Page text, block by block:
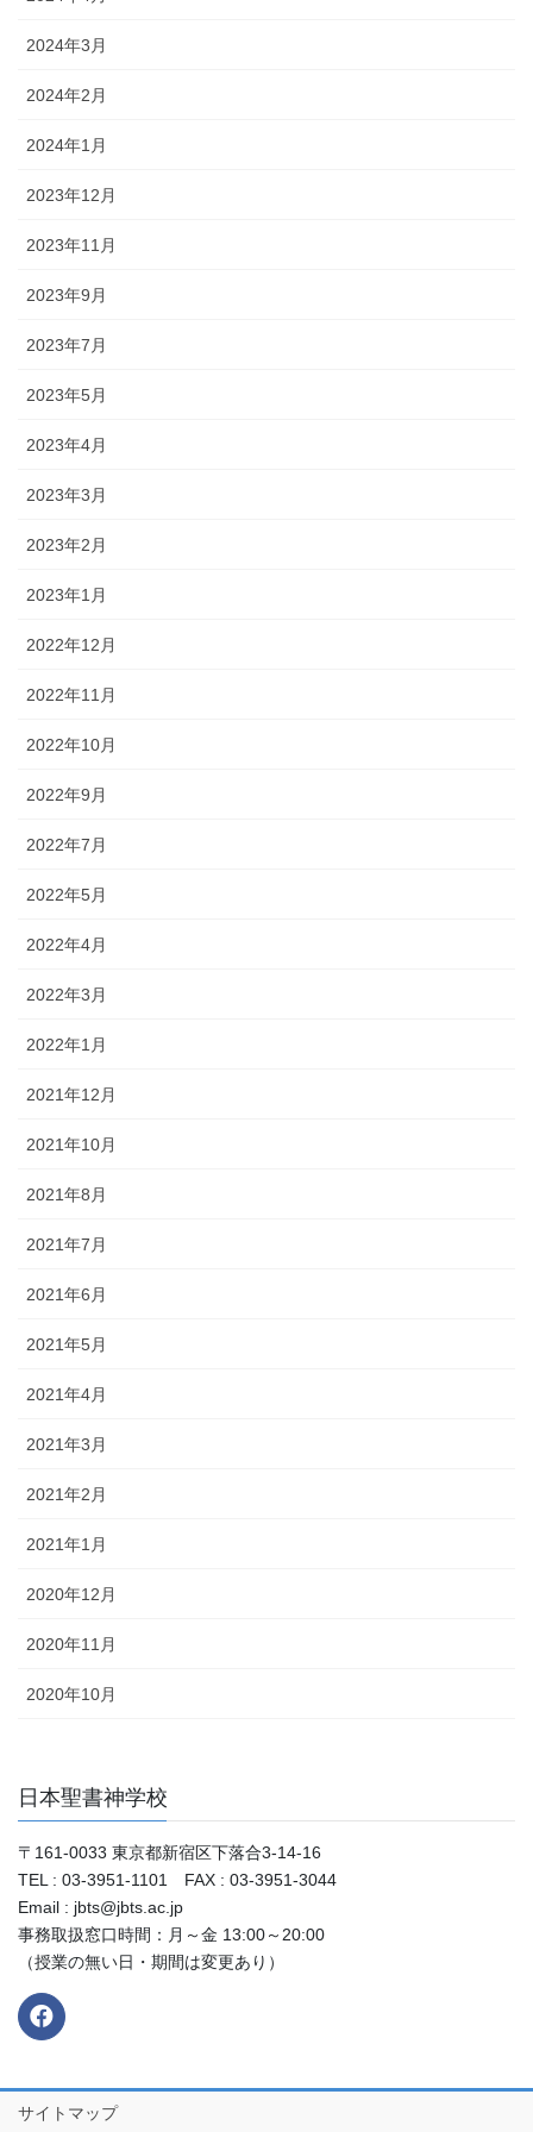
2024年3月
2024年2月
2024年1月
2023年12月
2023年11月
2023年9月
2023年7月
2023年5月
2023年4月
2023年3月
2023年2月
2023年1月
2022年12月
2022年11月
2022年10月
2022年9月
2022年7月
2022年5月
2022年4月
2022年3月
2022年1月
2021年12月
2021年10月
2021年8月
2021年7月
2021年6月
2021年5月
2021年4月
2021年3月
2021年2月
2021年1月
2020年12月
2020年11月
2020年10月
日本聖書神学校
〒161-0033 東京都新宿区下落合3-14-16
TEL : 03-3951-1101 FAX : 03-3951-3044
Email : jbts@jbts.ac.jp
事務取扱窓口時間：月～金 13:00～20:00
（授業の無い日・期間は変更あり）
サイトマップ